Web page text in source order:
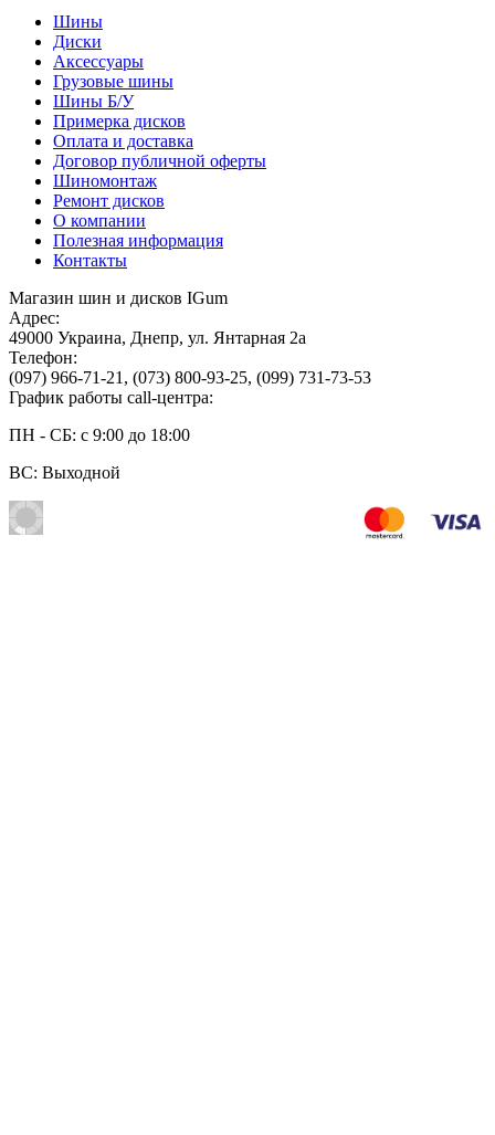
Шины
Диски
Аксессуары
Грузовые шины
Шины Б/У
Примерка дисков
Оплата и доставка
Договор публичной оферты
Шиномонтаж
Ремонт дисков
О компании
Полезная информация
Контакты
Магазин шин и дисков IGum
Адрес:
49000 Украина, Днепр, ул. Янтарная 2а
Телефон:
(097) 966-71-21 , (073) 800-93-25, (099) 731-73-53
График работы call-центра:
ПН - СБ: с 9:00 до 18:00
ВС: Выходной